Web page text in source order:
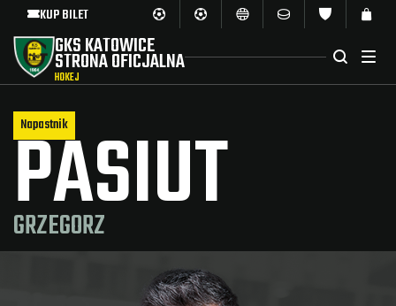
KUP BILET
GKS KATOWICE
STRONA OFICJALNA
HOKEJ
Napastnik
PASIUT
GRZEGORZ